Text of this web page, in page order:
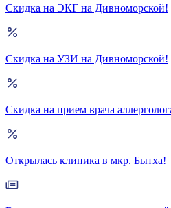
Скидка на ЭКГ на Дивноморской!
Скидка на УЗИ на Дивноморской!
Скидка на прием врача
Открылась клиника в мкр. Бытха!